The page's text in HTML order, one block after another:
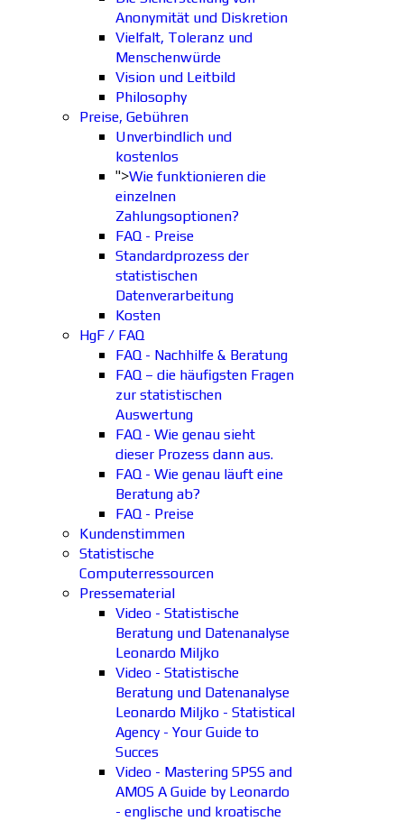
Anonymität und Diskretion
Vielfalt, Toleranz und
Menschenwürde
Vision und Leitbild
Philosophy
Preise, Gebühren
Unverbindlich und
kostenlos
">Wie funktionieren die
einzelnen
Zahlungsoptionen?
FAQ - Preise
Standardprozess der
statistischen
Datenverarbeitung
Kosten
HgF / FAQ
FAQ - Nachhilfe & Beratung
FAQ – die häufigsten Fragen
zur statistischen
Auswertung
FAQ - Wie genau sieht
dieser Prozess dann aus.
FAQ - Wie genau läuft eine
Beratung ab?
FAQ - Preise
Kundenstimmen
Statistische
Computerressourcen
Pressematerial
Video - Statistische
Beratung und Datenanalyse
Leonardo Miljko
Video - Statistische
Beratung und Datenanalyse
Leonardo Miljko - Statistical
Agency - Your Guide to
Succes
Video - Mastering SPSS and
AMOS A Guide by Leonardo
- englische und kroatische